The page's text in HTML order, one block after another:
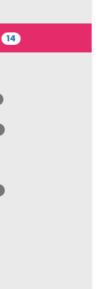
14